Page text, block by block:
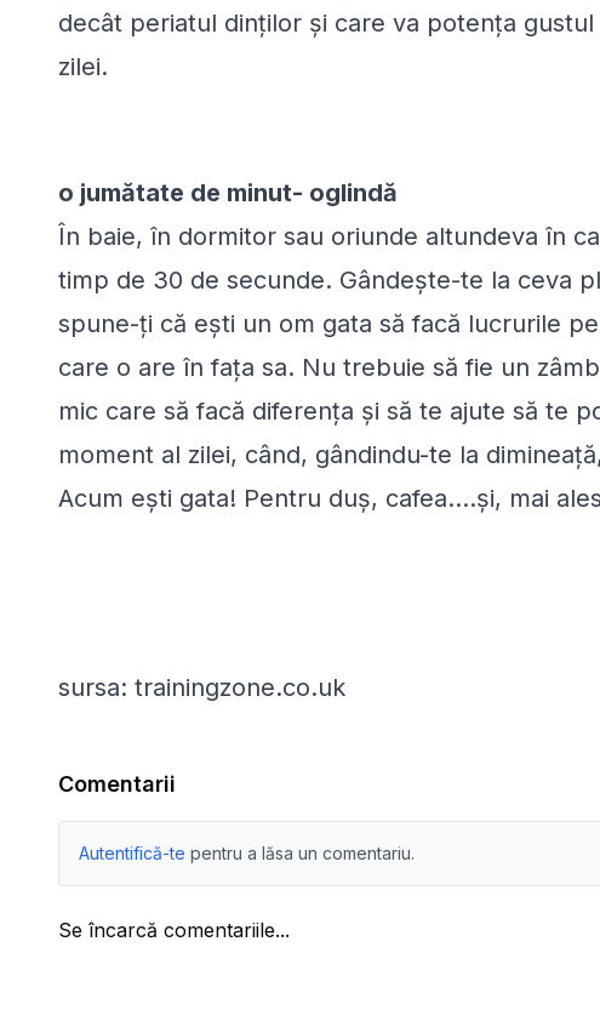
decât periatul dinților și care va potența
zilei.
o jumătate de minut- oglindă
În baie, în dormitor sau oriunde altundeva în
timp de 30 de secunde. Gândește-te la ceva
spune-ți că ești un om gata să facă lucrurile
care o are în fața sa. Nu trebuie să fie un
mic care să facă diferența și să te ajute să te
moment al zilei, când, gândindu-te la
Acum ești gata! Pentru duș, cafea....și, mai
sursa: trainingzone.co.uk
Comentarii
Autentifică-te pentru a lăsa un comentariu.
Se încarcă comentariile...